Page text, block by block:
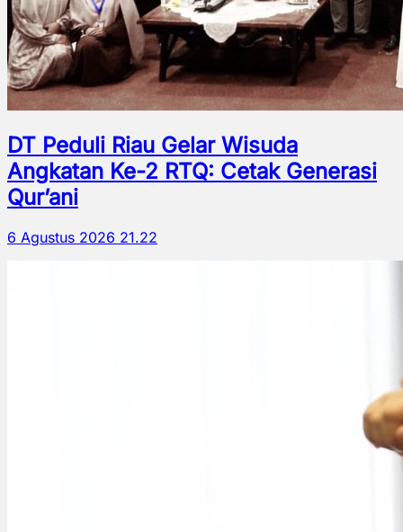
DT Peduli Riau Gelar Wisuda
Angkatan Ke-2 RTQ: Cetak Generasi
Qur’ani
6 Agustus 2026 21.22